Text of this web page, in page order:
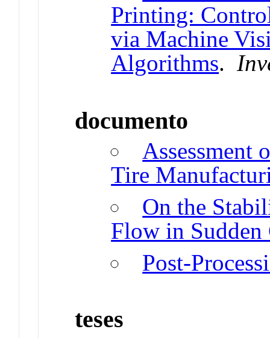
Printing:
via Machine
Algorithms.
documento
Assessment
Tire
On the
Flow in Sudden
Post-
teses